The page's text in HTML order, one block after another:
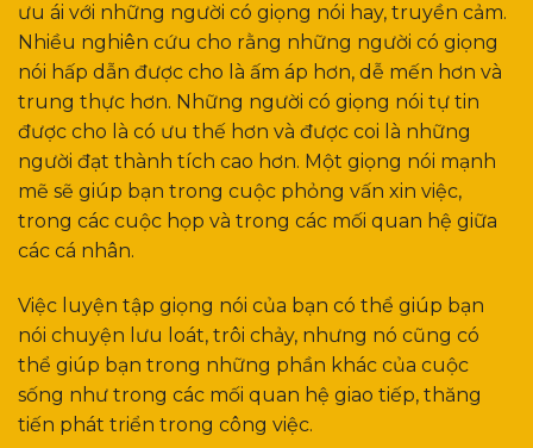
ưu ái với những người có giọng nói hay, truyền cảm.
Nhiều nghiên cứu cho rằng những người có giọng
nói hấp dẫn được cho là ấm áp hơn, dễ mến hơn và
trung thực hơn. Những người có giọng nói tự tin
được cho là có ưu thế hơn và được coi là những
người đạt thành tích cao hơn. Một giọng nói mạnh
mẽ sẽ giúp bạn trong cuộc phỏng vấn xin việc,
trong các cuộc họp và trong các mối quan hệ giữa
các cá nhân.
Việc luyện tập giọng nói của bạn có thể giúp bạn
nói chuyện lưu loát, trôi chảy, nhưng nó cũng có
thể giúp bạn trong những phần khác của cuộc
sống như trong các mối quan hệ giao tiếp, thăng
tiến phát triển trong công việc.